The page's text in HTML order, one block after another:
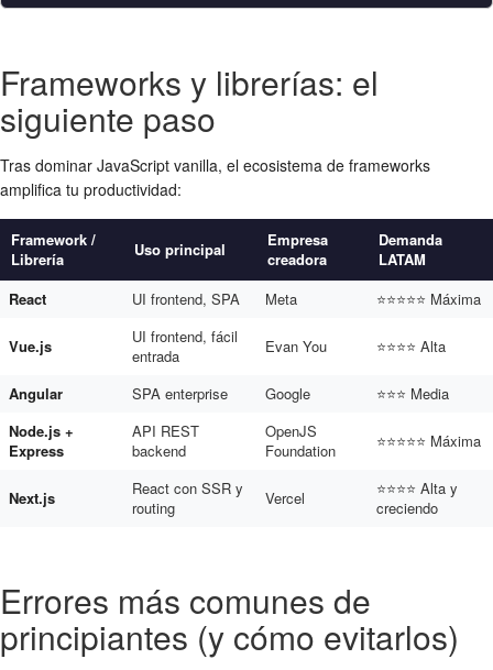
Frameworks y librerías: el
siguiente paso
Tras dominar JavaScript vanilla, el ecosistema de frameworks
amplifica tu productividad:
Framework /
Librería
Uso principal
Empresa
creadora
Demanda
LATAM
React
UI frontend, SPA Meta ⭐⭐⭐⭐⭐ Máxima
Vue.js
UI frontend, fácil
entrada
Evan You ⭐⭐⭐⭐ Alta
Angular SPA enterprise Google
⭐⭐⭐ Media
Node.js +
Express
API REST
backend
OpenJS
Foundation
⭐⭐⭐⭐⭐ Máxima
Next.js
React con SSR y
routing
Vercel
⭐⭐⭐⭐ Alta y
creciendo
Errores más comunes de
principiantes (y cómo evitarlos)